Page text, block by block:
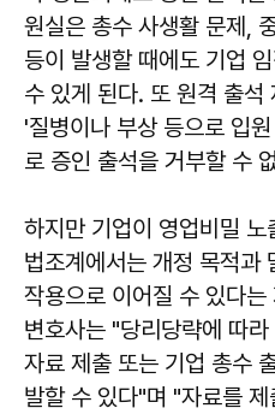
원실은 총수 사생활 문제,
등이 발생할 때에도 기업
수 있게 된다. 또 원격 출석
'질병이나 부상 등으로 입
로 증인 출석을 거부할 수
하지만 기업이 영업비밀 노
법조계에서는 개정 목적과
작용으로 이어질 수 있다
변호사는 "당리당략에 따
자료 제출 또는 기업 총수
발할 수 있다"며 "자료를